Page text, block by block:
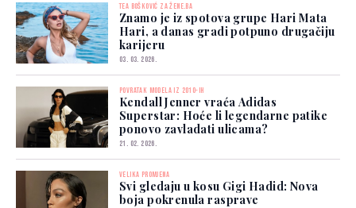
TEA BOŠKOVIĆ ZA ŽENE.BA
Znamo je iz spotova grupe Hari Mata
Hari, a danas gradi potpuno drugačiju
karijeru
03. 03. 2026.
POVRATAK MODELA IZ 2010-IH
Kendall Jenner vraća Adidas
Superstar: Hoće li legendarne patike
ponovo zavladati ulicama?
21. 02. 2026.
VELIKA PROMJENA
Svi gledaju u kosu Gigi Hadid: Nova
boja pokrenula rasprave